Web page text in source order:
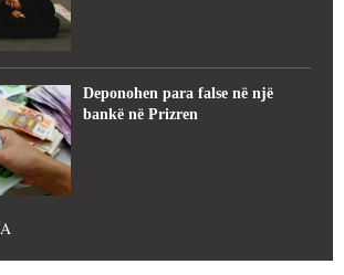
Deponohen para false në një
bankë në Prizren